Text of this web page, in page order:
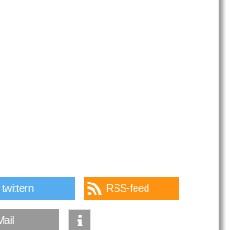
twittern RSS-feed